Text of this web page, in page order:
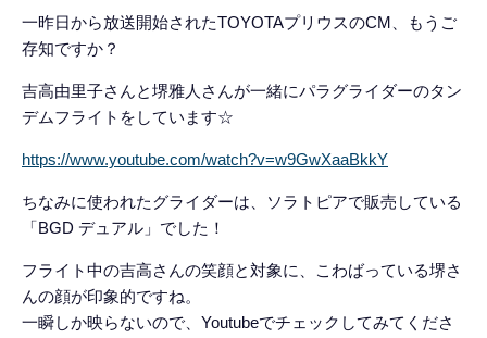
一昨日から放送開始されたTOYOTAプリウスのCM、もうご
存知ですか？
吉高由里子さんと堺雅人さんが一緒にパラグライダーのタン
デムフライトをしています☆
https://www.youtube.com/watch?v=w9GwXaaBkkY
ちなみに使われたグライダーは、ソラトピアで販売している
「BGD デュアル」でした！
フライト中の吉高さんの笑顔と対象に、こわばっている堺さ
んの顔が印象的ですね。
一瞬しか映らないので、Youtubeでチェックしてみてくださ